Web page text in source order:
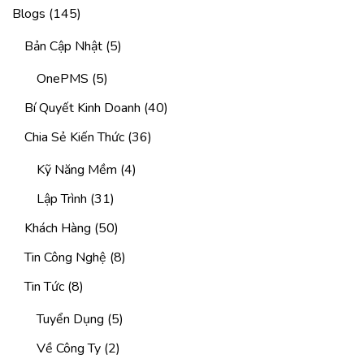
Blogs (145)
Bản Cập Nhật (5)
OnePMS (5)
Bí Quyết Kinh Doanh (40)
Chia Sẻ Kiến Thức (36)
Kỹ Năng Mềm (4)
Lập Trình (31)
Khách Hàng (50)
Tin Công Nghệ (8)
Tin Tức (8)
Tuyển Dụng (5)
Về Công Ty (2)